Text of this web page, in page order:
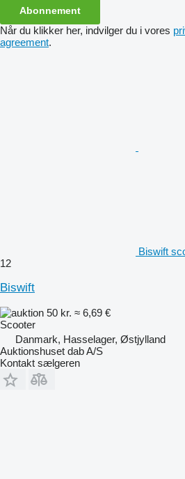
Abonnement
Når du klikker her, indvilger du i vores
agreement.
Biswift
12
Biswift
50 kr. ≈ 6,69 €
Scooter
Danmark, Hasselager, Østjylland
Auktionshuset dab A/S
Kontakt sælgeren